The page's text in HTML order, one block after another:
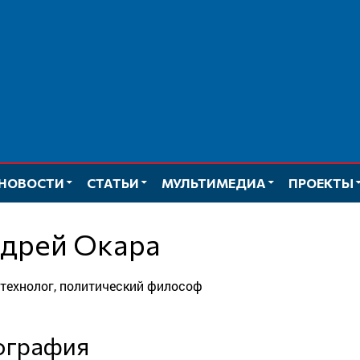
СТАТЬИ МУЛЬТИМЕДИА
ПРОЕКТЫ
Окара
политический философ